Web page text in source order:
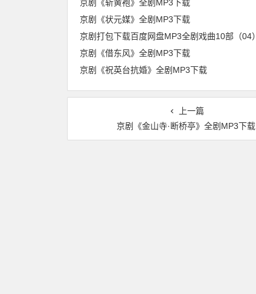
京剧《斩黄袍》全剧MP3下载
京剧《状元媒》全剧MP3下载
京剧打包下载百度网盘MP3全剧戏曲10部（04）
京剧《借东风》全剧MP3下载
京剧《祝英台抗婚》全剧MP3下载
上一篇
京剧《金山寺·断桥亭》全剧MP3下载